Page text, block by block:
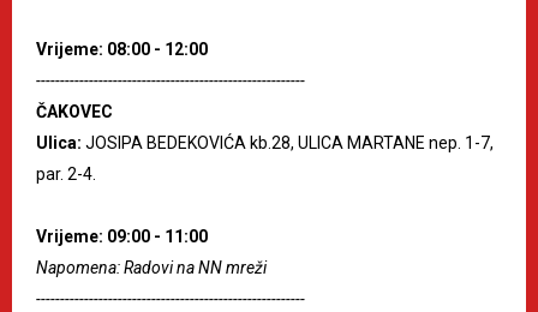
Vrijeme: 08:00 - 12:00
--------------------------------------------------------
ČAKOVEC
Ulica: JOSIPA BEDEKOVIĆA kb.28, ULICA MARTANE nep. 1-7,
par. 2-4.
Vrijeme: 09:00 - 11:00
Napomena: Radovi na NN mreži
--------------------------------------------------------